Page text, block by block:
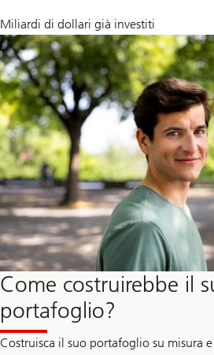
30
~
Miliardi di dollari già investiti
Come costruirebbe il
portafoglio?
Costruisca il suo portafoglio su misura